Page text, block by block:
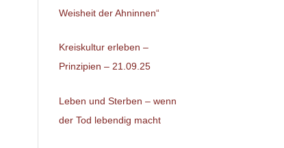
Weisheit der Ahninnen“
Kreiskultur erleben –
Prinzipien – 21.09.25
Leben und Sterben – wenn
der Tod lebendig macht